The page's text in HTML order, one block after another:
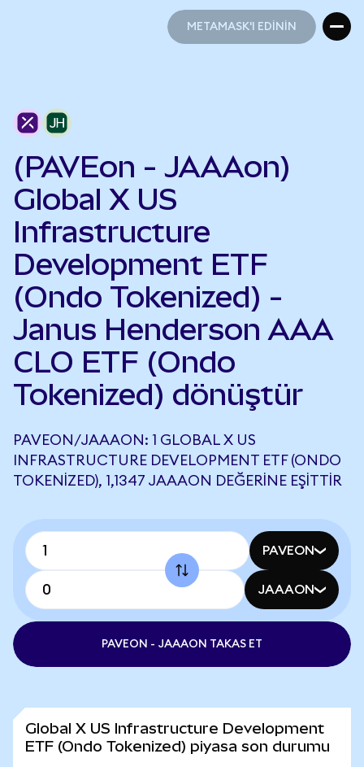
METAMASK'I EDİNİN
(PAVEon - JAAAon)
Global X US
Infrastructure
Development ETF
(Ondo Tokenized) -
Janus Henderson AAA
CLO ETF (Ondo
Tokenized) dönüştür
PAVEON/JAAAON: 1 GLOBAL X US
INFRASTRUCTURE DEVELOPMENT ETF (ONDO
TOKENIZED), 1,1347 JAAAON DEĞERINE EŞITTIR
PAVEON
JAAAON
PAVEON - JAAAON TAKAS ET
Global X US Infrastructure Development
ETF (Ondo Tokenized) piyasa son durumu